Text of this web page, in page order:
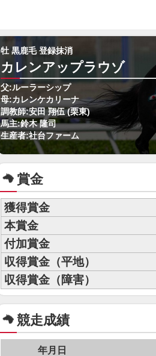
牡 黒鹿毛 登録抹消
カレンアップラウゾ
父:ルーラーシップ
母:カレンケカリーナ
調教師:安田 翔伍 (栗東)
馬主:鈴木 隆司
生産者:社台ファーム
賞金
獲得賞金
本賞金
付加賞金
収得賞金（平地）
収得賞金（障害）
競走成績
年月日